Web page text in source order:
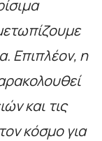
Επιπλέον, η
και τις
κόσμο για